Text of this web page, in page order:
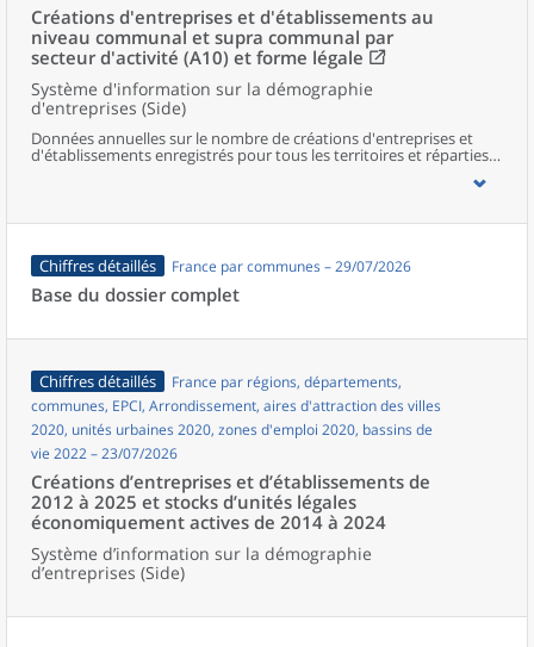
Créations d'entreprises et d'établissements au
niveau communal et supra communal par
secteur d'activité (A10) et forme légale
Système d'information sur la démographie
d'entreprises (Side)
Données annuelles sur le nombre de créations d'entreprises et
d'établissements enregistrés pour tous les territoires et réparties
selon le secteur d’activité et la forme légale.
Chiffres détaillés France par communes – 29/07/2026
Base du dossier complet
Chiffres détaillés
France par régions, départements,
communes, EPCI, Arrondissement, aires d'attraction des villes
2020, unités urbaines 2020, zones d'emploi 2020, bassins de
vie 2022 – 23/07/2026
Créations d’entreprises et d’établissements de
2012 à 2025 et stocks d’unités légales
économiquement actives de 2014 à 2024
Système d’information sur la démographie
d’entreprises (Side)